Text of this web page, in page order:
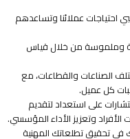
احتياجات عملائنا وتساعدهم
وملموسة من خلال قياس
الصناعات والقطاعات، مع
كل عميل.
على استعداد لتقديم
وتعزيز الأداء المؤسسي.
تحقيق تطلعاتك المهنية